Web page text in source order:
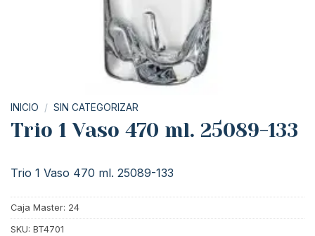
INICIO / SIN CATEGORIZAR
Trio 1 Vaso 470 ml. 25089-133
Trio 1 Vaso 470 ml. 25089-133
Caja Master: 24
SKU: BT4701